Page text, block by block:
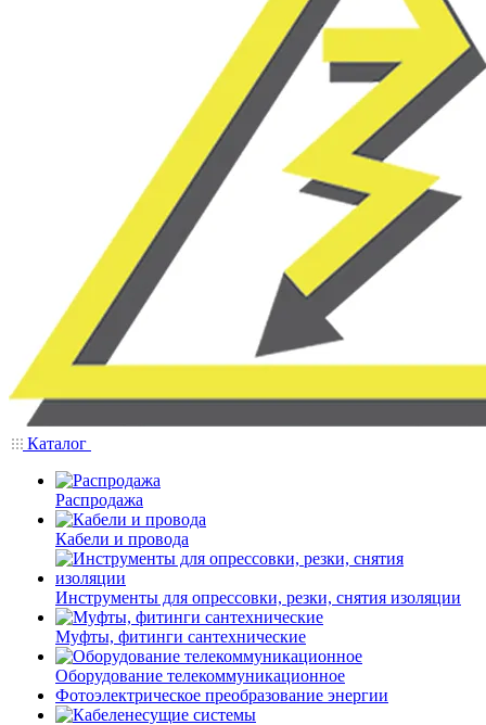
Каталог
Распродажа
Кабели и провода
Инструменты для опрессовки, резки, снятия изоляции
Муфты, фитинги сантехнические
Оборудование телекоммуникационное
Фотоэлектрическое преобразование энергии